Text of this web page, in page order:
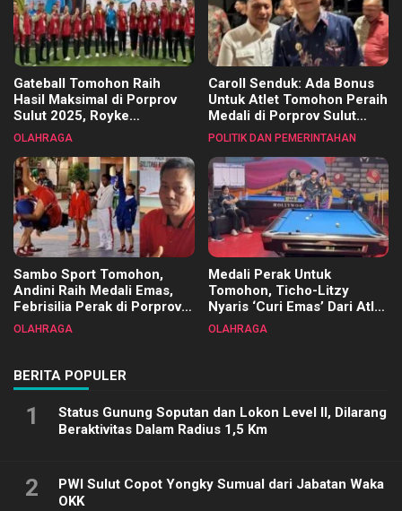
Gateball Tomohon Raih
Hasil Maksimal di Porprov
Sulut 2025, Royke
Tangkawarouw Ucapkan
OLAHRAGA
Caroll Senduk: Ada Bonus
Untuk Atlet Tomohon Peraih
Medali di Porprov Sulut
2025
POLITIK DAN PEMERINTAHAN
Sambo Sport Tomohon,
Andini Raih Medali Emas,
Febrisilia Perak di Porprov
Sulut 2025
OLAHRAGA
Medali Perak Untuk
Tomohon, Ticho-Litzy
Nyaris ‘Curi Emas’ Dari Atlet
Biliar PON di Porprov Sulut
OLAHRAGA
BERITA POPULER
1
Status Gunung Soputan dan Lokon Level II, Dilarang
Beraktivitas Dalam Radius 1,5 Km
2
PWI Sulut Copot Yongky Sumual dari Jabatan Waka
OKK